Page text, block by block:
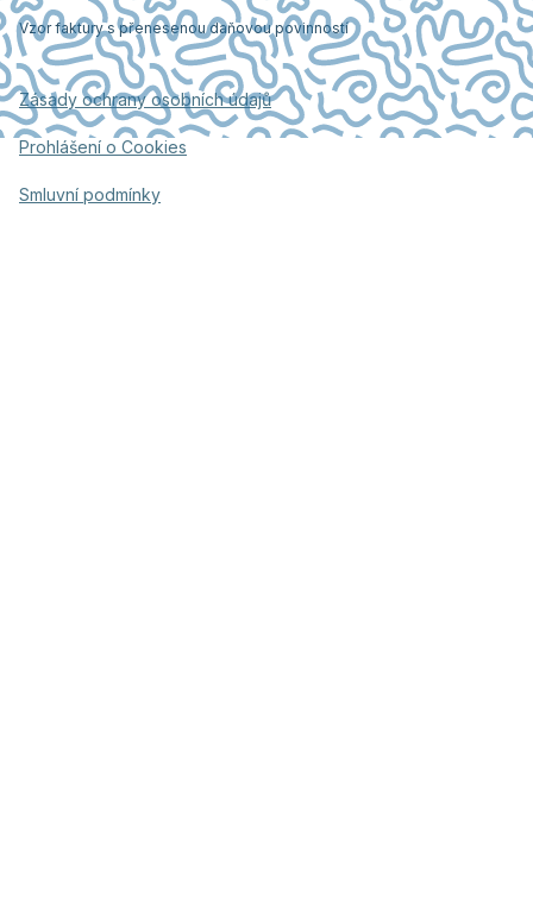
Vzor faktury s přenesenou daňovou povinností
Zásady ochrany osobních údajů
Prohlášení o Cookies
Smluvní podmínky